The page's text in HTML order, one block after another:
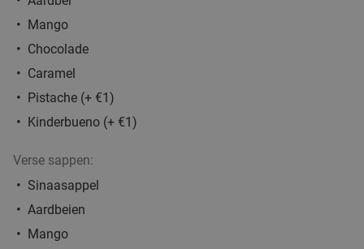
Mango
Chocolade
Caramel
Pistache (+ €1)
Kinderbueno (+ €1)
Verse sappen:
Sinaasappel
Aardbeien
Mango